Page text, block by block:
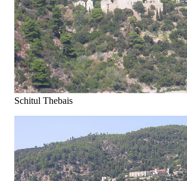
Schitul Thebais